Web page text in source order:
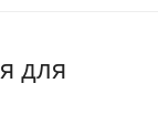
для